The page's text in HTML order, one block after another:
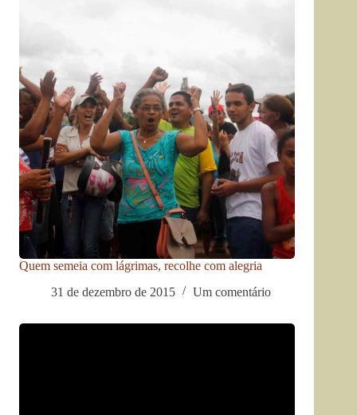
Quem semeia com lágrimas, recolhe com alegria
31 de dezembro de 2015
Um comentário